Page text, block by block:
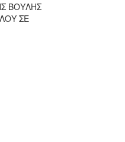
ΒΟΥΛΗΣ
ΣΕ